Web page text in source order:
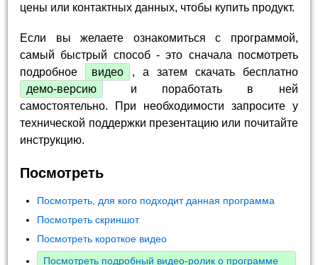
цены или контактных данных, чтобы купить продукт.
Если вы желаете ознакомиться с программой,
самый быстрый способ - это сначала посмотреть
подробное
видео
, а затем скачать бесплатно
демо-версию
и поработать в ней
самостоятельно. При необходимости запросите у
технической поддержки презентацию или почитайте
инструкцию.
Посмотреть
Посмотреть, для кого подходит данная программа
Посмотреть скриншот
Посмотреть короткое видео
Посмотреть подробный видео-ролик о программе